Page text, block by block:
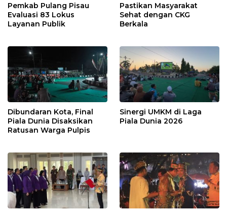
Pemkab Pulang Pisau
Evaluasi 83 Lokus
Layanan Publik
Pastikan Masyarakat
Sehat dengan CKG
Berkala
Dibundaran Kota, Final
Piala Dunia Disaksikan
Ratusan Warga Pulpis
Sinergi UMKM di Laga
Piala Dunia 2026